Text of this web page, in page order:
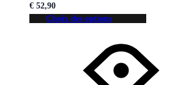
€ 52,90
Choix des options